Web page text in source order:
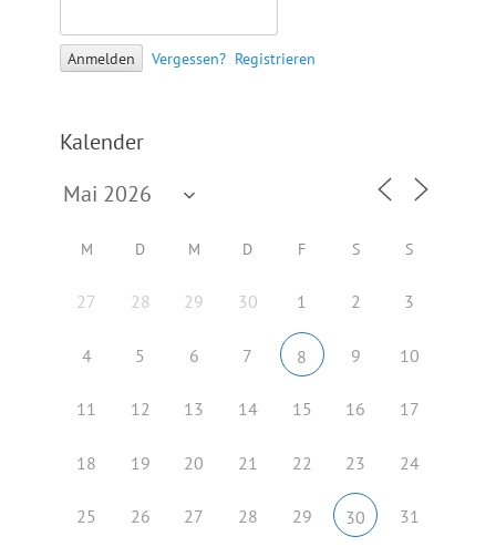
Vergessen? Registrieren
Kalender
M D M D F S S
27 28 29 30 1 2 3
4 5 6 7 8 9 10
11 12 13 14 15 16 17
18 19 20 21 22 23 24
25 26 27 28 29 30 31